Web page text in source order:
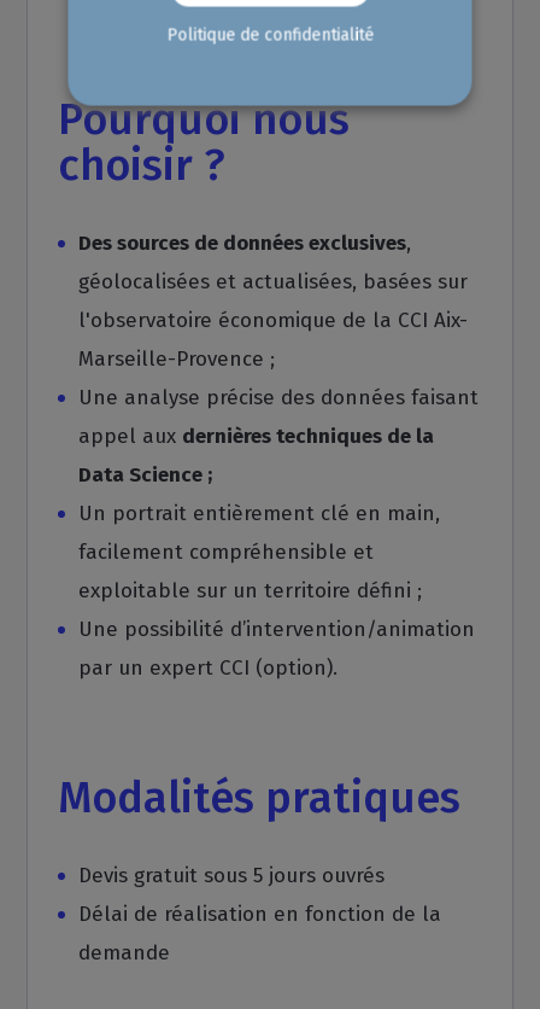
la région Aix-Marseille-Provence.
Pourquoi nous
choisir ?
Des sources de données exclusives,
géolocalisées et actualisées, basées sur
l'observatoire économique de la CCI Aix-
Marseille-Provence ;
Une analyse précise des données faisant
appel aux dernières techniques de la
Data Science ;
Un portrait entièrement clé en main,
facilement compréhensible et
exploitable sur un territoire défini ;
Une possibilité d’intervention/animation
par un expert CCI (option).
Modalités pratiques
Devis gratuit sous 5 jours ouvrés
Délai de réalisation en fonction de la
demande
Politique de confidentialité